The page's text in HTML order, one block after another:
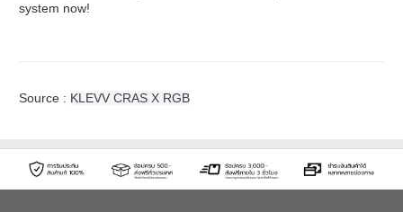
system now!
Source : KLEVV CRAS X RGB